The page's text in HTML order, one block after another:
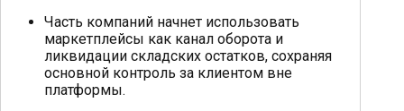
Часть компаний начнет использовать
маркетплейсы как канал оборота и
ликвидации складских остатков, сохраняя
основной контроль за клиентом вне
платформы.